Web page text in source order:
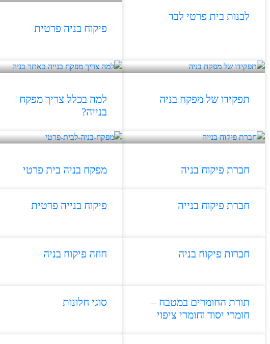
לבנות בית פרטי לבד
פיקוח בניה פרטית
תפקידו של מפקח בניה
למה בכלל צריך מפקח
בנייה?
חברת פיקוח בניה מפקח בניה בית פרטי
חברת פיקוח בנייה פיקוח בנייה פרטית
חברות פיקוח בניה חוזה פיקוח בניה
תורת החומרים במטבח –
חומרי יסוד וחומרי ציפוי
סוגי חלונות